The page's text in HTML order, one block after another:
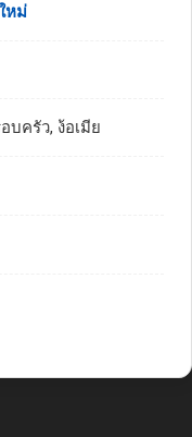
หม่
บครัว, ง้อเมีย